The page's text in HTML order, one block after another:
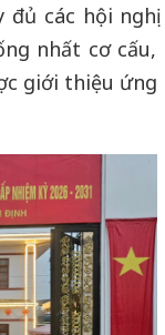
các hội nghị
nhất cơ cấu,
giới thiệu ứng